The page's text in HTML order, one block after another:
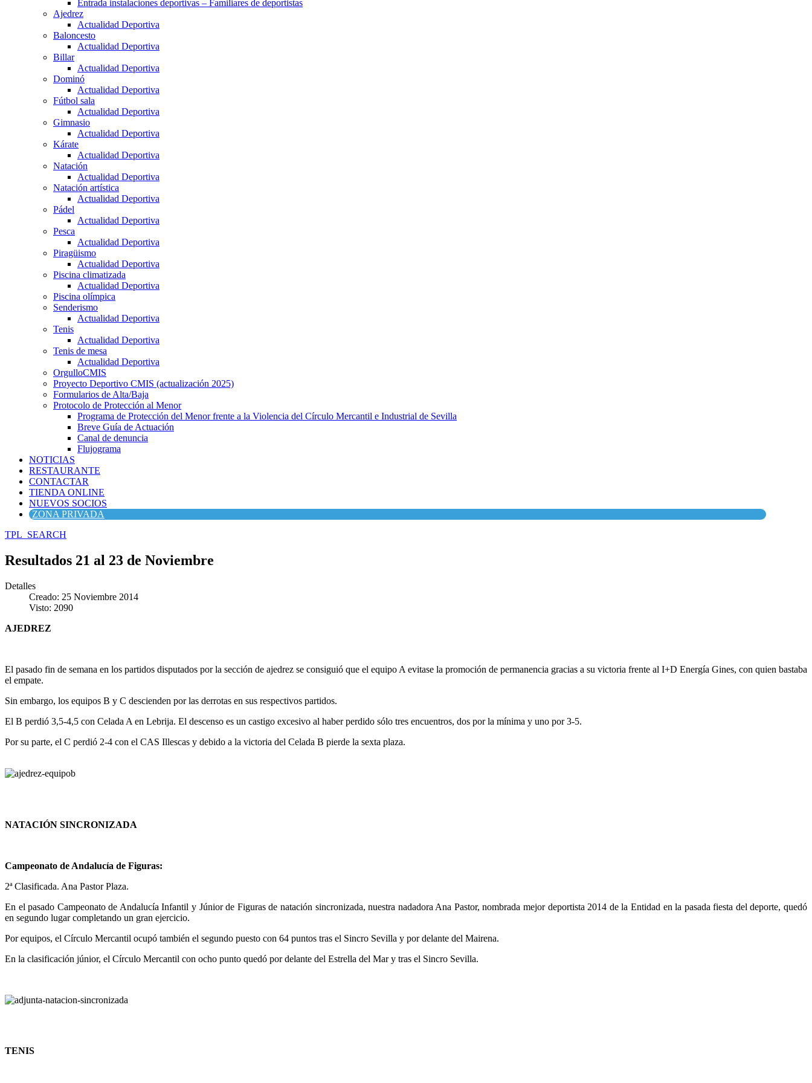
Entrada instalaciones deportivas – Familiares de deportistas
Ajedrez
Actualidad Deportiva
Baloncesto
Actualidad Deportiva
Billar
Actualidad Deportiva
Dominó
Actualidad Deportiva
Fútbol sala
Actualidad Deportiva
Gimnasio
Actualidad Deportiva
Kárate
Actualidad Deportiva
Natación
Actualidad Deportiva
Natación artística
Actualidad Deportiva
Pádel
Actualidad Deportiva
Pesca
Actualidad Deportiva
Piragüismo
Actualidad Deportiva
Piscina climatizada
Actualidad Deportiva
Piscina olímpica
Senderismo
Actualidad Deportiva
Tenis
Actualidad Deportiva
Tenis de mesa
Actualidad Deportiva
OrgulloCMIS
Proyecto Deportivo CMIS (actualización 2025)
Formularios de Alta/Baja
Protocolo de Protección al Menor
Programa de Protección del Menor frente a la Violencia del Círculo Mercantil e Industrial de Sevilla
Breve Guía de Actuación
Canal de denuncia
Flujograma
NOTICIAS
RESTAURANTE
CONTACTAR
TIENDA ONLINE
NUEVOS SOCIOS
ZONA PRIVADA
TPL_SEARCH
Resultados 21 al 23 de Noviembre
Detalles
Creado: 25 Noviembre 2014
Visto: 2090
AJEDREZ
El pasado fin de semana en los partidos disputados por la sección de ajedrez se consiguió que el equipo A evitase la promoción de permanencia gracias a su victoria frente al I+D Energía Gines, con quien bastaba
el empate.
Sin embargo, los equipos B y C descienden por las derrotas en sus respectivos partidos.
El B perdió 3,5-4,5 con Celada A en Lebrija. El descenso es un castigo excesivo al haber perdido sólo tres encuentros, dos por la mínima y uno por 3-5.
Por su parte, el C perdió 2-4 con el CAS Illescas y debido a la victoria del Celada B pierde la sexta plaza.
NATACIÓN SINCRONIZADA
Campeonato de Andalucía de Figuras:
2ª Clasificada. Ana Pastor Plaza.
En el pasado Campeonato de Andalucía Infantil y Júnior de Figuras de natación sincronizada, nuestra nadadora Ana Pastor, nombrada mejor deportista 2014 de la Entidad en la pasada fiesta del deporte, quedó
en segundo lugar completando un gran ejercicio.
Por equipos, el Círculo Mercantil ocupó también el segundo puesto con 64 puntos tras el Sincro Sevilla y por delante del Mairena.
En la clasificación júnior, el Círculo Mercantil con ocho punto quedó por delante del Estrella del Mar y tras el Sincro Sevilla.
TENIS